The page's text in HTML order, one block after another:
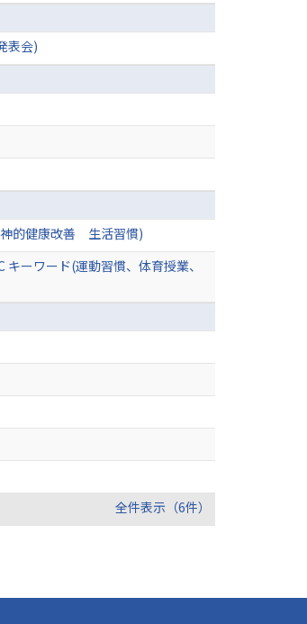
表会)
的健康改善 生活習慣)
ーワード(運動習慣、体育授業、
全件表示（6件）